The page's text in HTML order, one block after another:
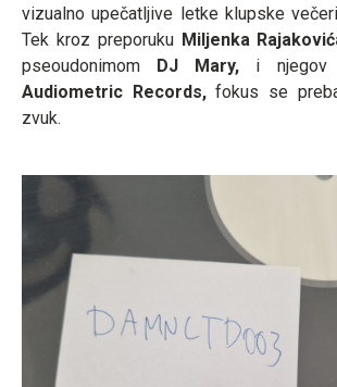
vizualno upečatljive letke klupske večeri
Tek kroz preporuku Miljenka
pseoudonimom
DJ Mary, i njegov
Audiometric Records,fokus se
zvuk.